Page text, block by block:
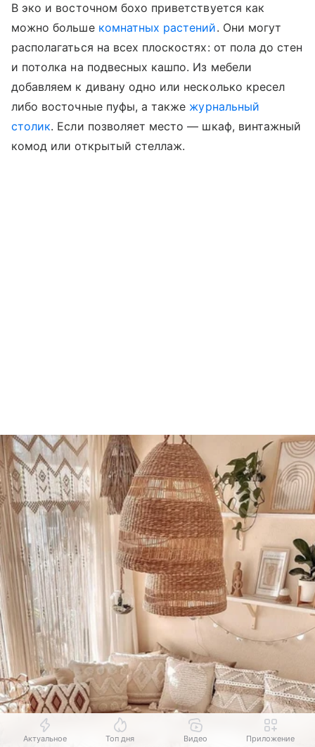
В эко и восточном бохо приветствуется как
можно больше комнатных растений. Они могут
располагаться на всех плоскостях: от пола до стен
и потолка на подвесных кашпо. Из мебели
добавляем к дивану одно или несколько кресел
либо восточные пуфы, а также журнальный
столик. Если позволяет место — шкаф, винтажный
комод или открытый стеллаж.
Актуальное Топ дня Видео Приложение